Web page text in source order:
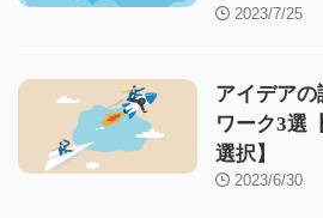
2023/7/25
アイデア
ワーク3選
選択】
2023/6/30